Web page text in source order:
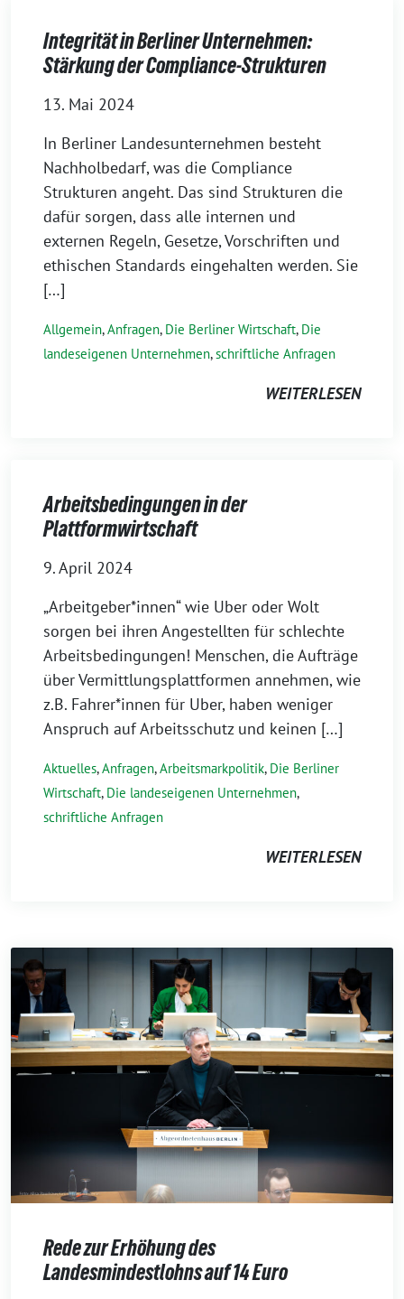
Integrität in Berliner Unternehmen:
Stärkung der Compliance-Strukturen
13. Mai 2024
In Berliner Landesunternehmen besteht
Nachholbedarf, was die Compliance
Strukturen angeht. Das sind Strukturen die
dafür sorgen, dass alle internen und
externen Regeln, Gesetze, Vorschriften und
ethischen Standards eingehalten werden. Sie
[…]
Allgemein,Anfragen, Die Berliner Wirtschaft, Die
landeseigenen Unternehmen,schriftliche Anfragen
WEITERLESEN
Arbeitsbedingungen in der
Plattformwirtschaft
9. April 2024
„Arbeitgeber*innen“ wie Uber oder Wolt
sorgen bei ihren Angestellten für schlechte
Arbeitsbedingungen! Menschen, die Aufträge
über Vermittlungsplattformen annehmen, wie
z.B. Fahrer*innen für Uber, haben weniger
Anspruch auf Arbeitsschutz und keinen […]
Aktuelles,Anfragen,Arbeitsmarkpolitik, Die Berliner
Wirtschaft, Die landeseigenen Unternehmen,
schriftliche Anfragen
WEITERLESEN
Rede zur Erhöhung des
Landesmindestlohns auf 14 Euro